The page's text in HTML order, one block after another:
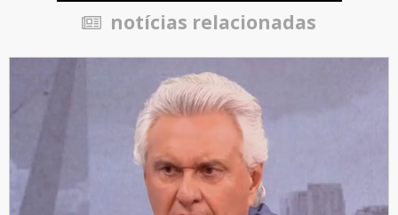
notícias relacionadas